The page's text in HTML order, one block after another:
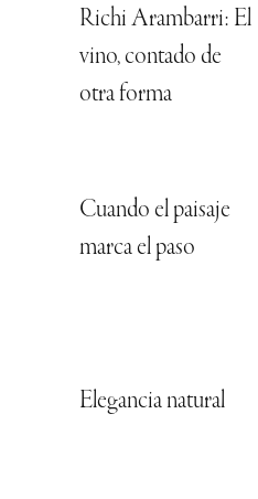
Richi Arambarri: El
vino, contado de
otra forma
Cuando el paisaje
marca el paso
Elegancia natural